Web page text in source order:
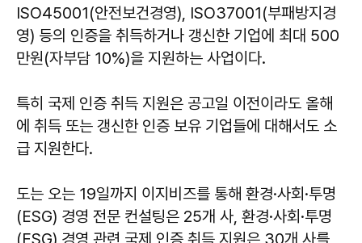
ISO45001(안전보건경영), ISO37001(부패방지경
영) 등의 인증을 취득하거나 갱신한 기업에 최대 500
만원(자부담 10%)을 지원하는 사업이다.
특히 국제 인증 취득 지원은 공고일 이전이라도 올해
에 취득 또는 갱신한 인증 보유 기업들에 대해서도 소
급 지원한다.
도는 오는 19일까지 이지비즈를 통해 환경·사회·투명
(ESG) 경영 전문 컨설팅은 25개 사, 환경·사회·투명
(ESG) 경영 관련 국제 인증 취득 지원은 30개 사를